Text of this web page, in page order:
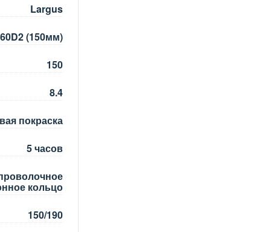
Largus
(150мм)
150
8.4
покраска
5 часов
кольцо
150/190